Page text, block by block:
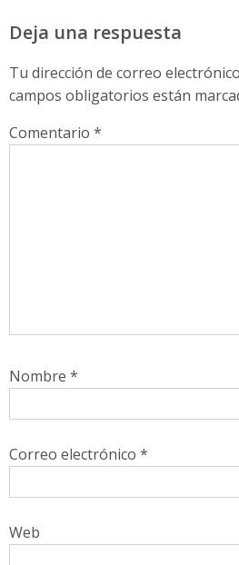
Deja una respuesta
Tu dirección de correo
campos obligatorios están
Comentario *
Nombre *
Correo electrónico *
Web